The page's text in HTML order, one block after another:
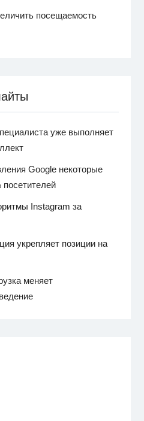
посещаемость
уже выполняет
Google некоторые
Instagram за
укрепляет позиции на
меняет